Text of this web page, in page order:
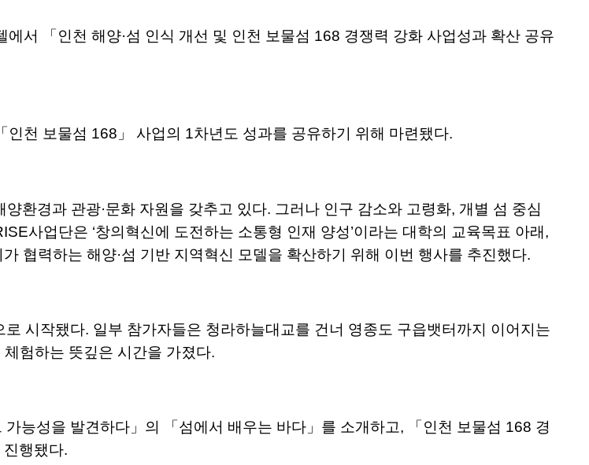
서 「인천 해양·섬 인식 개선 및 인천 보물섬 168 경쟁력 강화 사업성과 확산 공유
천 보물섬 168」 사업의 1차년도 성과를 공유하기 위해 마련됐다.
환경과 관광·문화 자원을 갖추고 있다. 그러나 인구 감소와 고령화, 개별 섬 중심
사업단은 ‘창의혁신에 도전하는 소통형 인재 양성’이라는 대학의 교육목표 아래,
협력하는 해양·섬 기반 지역혁신 모델을 확산하기 위해 이번 행사를 추진했다.
시작됐다. 일부 참가자들은 청라하늘대교를 건너 영종도 구읍뱃터까지 이어지는
험하는 뜻깊은 시간을 가졌다.
능성을 발견하다」의 「섬에서 배우는 바다」를 소개하고, 「인천 보물섬 168 경
행됐다.